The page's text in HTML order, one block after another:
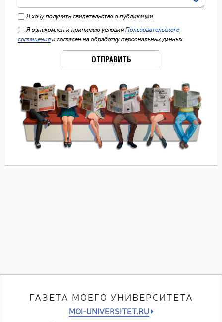
Я хочу получить свидетельство о публикации
Я ознакомлен и принимаю условия Пользовательского
соглашения и согласен на обработку персональных данных
ОТПРАВИТЬ
ГАЗЕТА МОЕГО УНИВЕРСИТЕТА
MOI-UNIVERSITET.RU